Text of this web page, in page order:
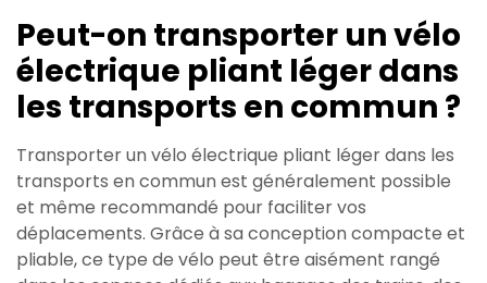
Peut-on transporter un vélo
électrique pliant léger dans
les transports en commun ?
Transporter un vélo électrique pliant léger dans les
transports en commun est généralement possible
et même recommandé pour faciliter vos
déplacements. Grâce à sa conception compacte et
pliable, ce type de vélo peut être aisément rangé